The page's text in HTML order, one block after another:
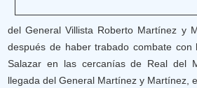
del General Villista Roberto Martínez y
después de haber trabado combate
Salazar en las cercanías de Real del
llegada del General Martínez y Martínez,